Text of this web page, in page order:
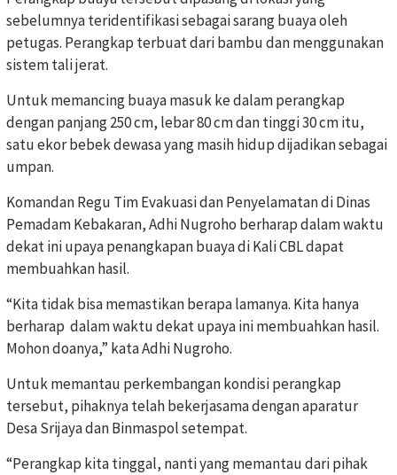
sebelumnya teridentifikasi sebagai sarang buaya oleh
petugas. Perangkap terbuat dari bambu dan menggunakan
sistem tali jerat.
Untuk memancing buaya masuk ke dalam perangkap
dengan panjang 250 cm, lebar 80 cm dan tinggi 30 cm itu,
satu ekor bebek dewasa yang masih hidup dijadikan sebagai
umpan.
Komandan Regu Tim Evakuasi dan Penyelamatan di Dinas
Pemadam Kebakaran, Adhi Nugroho berharap dalam waktu
dekat ini upaya penangkapan buaya di Kali CBL dapat
membuahkan hasil.
“Kita tidak bisa memastikan berapa lamanya. Kita hanya
berharap dalam waktu dekat upaya ini membuahkan hasil.
Mohon doanya,” kata Adhi Nugroho.
Untuk memantau perkembangan kondisi perangkap
tersebut, pihaknya telah bekerjasama dengan aparatur
Desa Srijaya dan Binmaspol setempat.
“Perangkap kita tinggal, nanti yang memantau dari pihak